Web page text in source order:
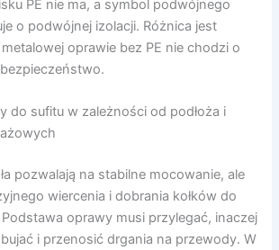
PE nie ma, a symbol podwójnego
o podwójnej izolacji. Różnica jest
oprawie bez PE nie chodzi o
do sufitu w zależności od podłoża i
pozwalają na stabilne mocowanie, ale
wiercenia i dobrania kołków do
oprawy musi przylegać, inaczej
i przenosić drgania na przewody. W